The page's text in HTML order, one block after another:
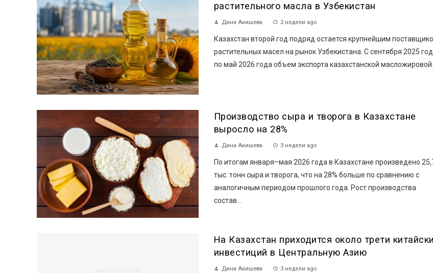
растительного масла в Узбекистан
Дина Акишева 2 недели ago
Казахстан второй год подряд остается крупнейшим
растительных масел на рынок Узбекистана. С сентября 2025
по май 2026 года объем экспорта казахстанской масложировой...
Производство сыра и творога в Казахстане
выросло на 28%
Дина Акишева 3 недели ago
По итогам января–мая 2026 года в Казахстане произведено
тыс. тонн сыра и творога, что на 28% больше по сравнению с
аналогичным периодом прошлого года. Рост производства
состав...
На Казахстан приходится около трети
инвестиций в Центральную Азию
Дина Акишева 3 недели ago